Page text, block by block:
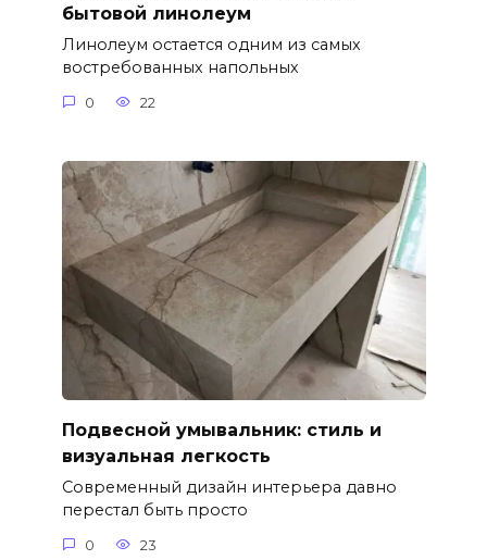
бытовой линолеум
Линолеум остается одним из самых
востребованных напольных
0 22
Подвесной умывальник: стиль и
визуальная легкость
Современный дизайн интерьера давно
перестал быть просто
0 23